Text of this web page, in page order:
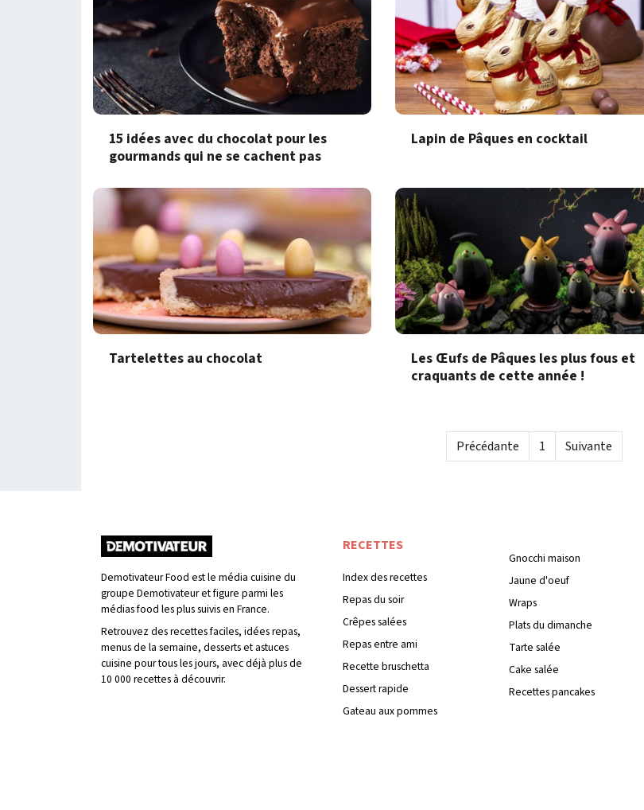
15 idées avec du chocolat pour les
gourmands qui ne se cachent pas
Lapin de Pâques en cocktail
Tartelettes au chocolat
Les Œufs de Pâques les plus fous et
craquants de cette année !
Précédante 1 Suivante
Demotivateur Food est le média cuisine du
groupe Demotivateur et figure parmi les
médias food les plus suivis en France.
Retrouvez des recettes faciles, idées repas,
menus de la semaine, desserts et astuces
cuisine pour tous les jours, avec déjà plus de
10 000 recettes à découvrir.
RECETTES
Index des recettes
Repas du soir
Crêpes salées
Repas entre ami
Recette bruschetta
Dessert rapide
Gateau aux pommes
Gnocchi maison
Jaune d'oeuf
Wraps
Plats du dimanche
Tarte salée
Cake salée
Recettes pancakes